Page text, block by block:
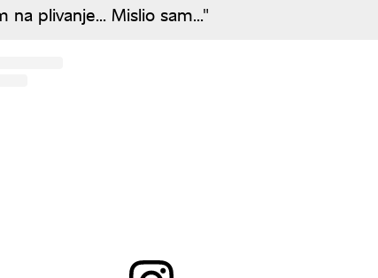
na plivanje... Mislio sam..."